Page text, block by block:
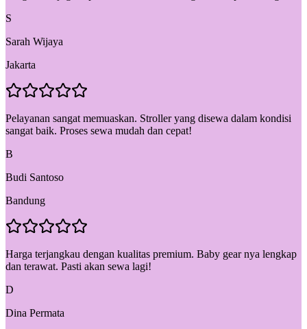
S
Sarah Wijaya
Jakarta
Pelayanan sangat memuaskan. Stroller yang disewa dalam kondisi
sangat baik. Proses sewa mudah dan cepat!
B
Budi Santoso
Bandung
Harga terjangkau dengan kualitas premium. Baby gear nya lengkap
dan terawat. Pasti akan sewa lagi!
D
Dina Permata